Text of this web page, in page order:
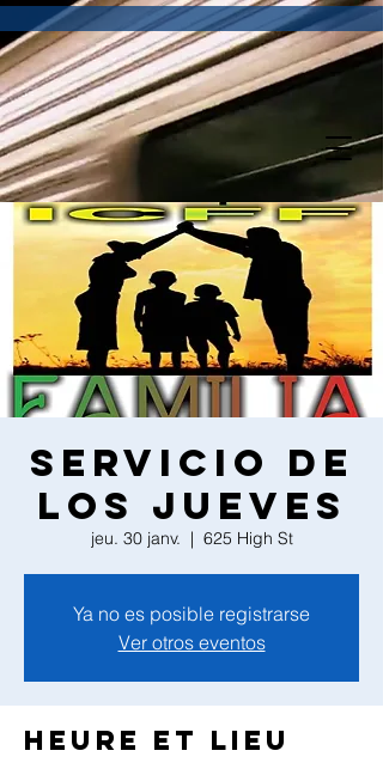
Servicio de
los Jueves
jeu. 30 janv.
  |
625 High St
Ya no es posible registrarse
Ver otros eventos
Heure et lieu